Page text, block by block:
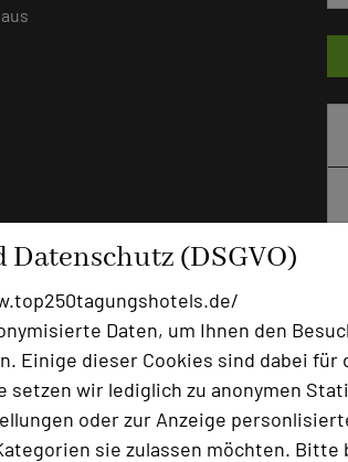
(DSGVO)
Daten, um Ihnen den
Einige dieser Cookies sind dabei für
setzen wir lediglich zu anonymen
oder zur Anzeige
sie zulassen möchten. Bitte